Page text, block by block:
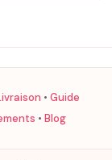
• Guide
• Blog